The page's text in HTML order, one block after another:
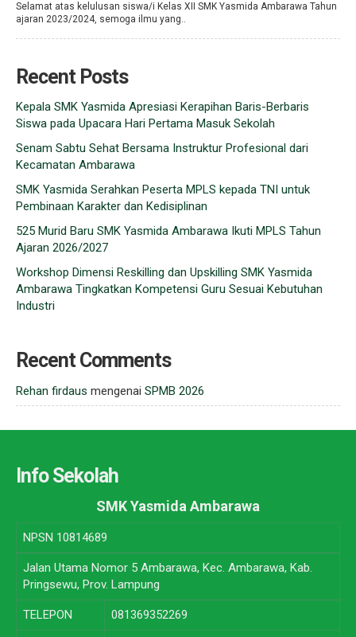
Selamat atas kelulusan siswa/i Kelas XII SMK Yasmida Ambarawa Tahun
ajaran 2023/2024, semoga ilmu yang..
Recent Posts
Kepala SMK Yasmida Apresiasi Kerapihan Baris-Berbaris
Siswa pada Upacara Hari Pertama Masuk Sekolah
Senam Sabtu Sehat Bersama Instruktur Profesional dari
Kecamatan Ambarawa
SMK Yasmida Serahkan Peserta MPLS kepada TNI untuk
Pembinaan Karakter dan Kedisiplinan
525 Murid Baru SMK Yasmida Ambarawa Ikuti MPLS Tahun
Ajaran 2026/2027
Workshop Dimensi Reskilling dan Upskilling SMK Yasmida
Ambarawa Tingkatkan Kompetensi Guru Sesuai Kebutuhan
Industri
Recent Comments
Rehan firdaus mengenai SPMB 2026
Info Sekolah
SMK Yasmida Ambarawa
NPSN 10814689
Jalan Utama Nomor 5 Ambarawa, Kec. Ambarawa, Kab.
Pringsewu, Prov. Lampung
TELEPON 081369352269